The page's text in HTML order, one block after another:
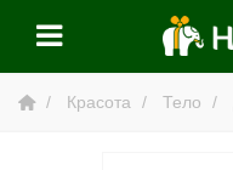
Красота Тело